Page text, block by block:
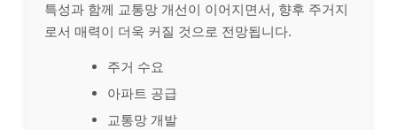
특성과 함께 교통망 개선이 이어지면서, 향후 주거지
로서 매력이 더욱 커질 것으로 전망됩니다.
주거 수요
아파트 공급
교통망 개발